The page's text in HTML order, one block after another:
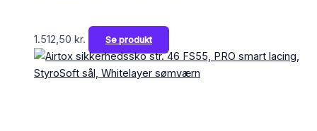
1.512,50 kr. Se produkt